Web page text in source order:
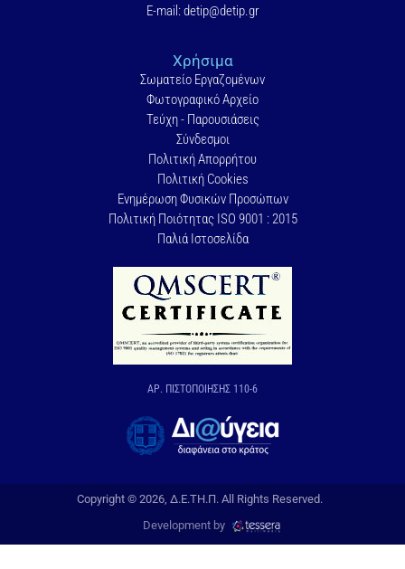
E-mail: detip@detip.gr
Χρήσιμα
Σωματείο Εργαζομένων
Φωτογραφικό Αρχείο
Τεύχη - Παρουσιάσεις
Σύνδεσμοι
Πολιτική Απορρήτου
Πολιτική Cookies
Ενημέρωση Φυσικών Προσώπων
Πολιτική Ποιότητας ISO 9001 : 2015
Παλιά Ιστοσελίδα
ΑΡ. ΠΙΣΤΟΠΟΙΗΣΗΣ 110-6
Copyright © 2026, Δ.Ε.ΤΗ.Π. All Rights Reserved.
Development by